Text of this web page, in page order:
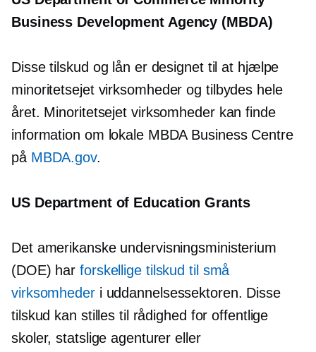
Business Development Agency (MBDA)
Disse tilskud og lån er designet til at hjælpe
minoritetsejetvirksomheder og tilbydes hele
året. Minoritetsejet virksomheder kan finde
information om lokale MBDA Business Centre
på MBDA.gov.
US Department of Education Grants
Det amerikanske undervisningsministerium
(DOE) harforskellige tilskud til små
virksomhederi uddannelsessektoren. Disse
tilskud kan stilles til rådighed for offentlige
skoler, statslige agenturer eller